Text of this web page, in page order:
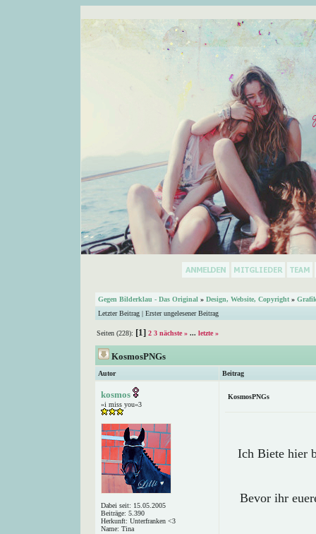
Gegen Bilderklau - Das Original » Design, Website, Copyright »
Letzter Beitrag | Erster ungelesener Beitrag
Seiten (228): [1] 2 3 nächste » ... letzte »
KosmosPNGs
Autor Beitrag
kosmos
»i miss you«3
Dabei seit: 15.05.2005
Beiträge: 5.390
Herkunft: Unterfranken <3
Name: Tina
KosmosPNGs
Ich Biete hier
Bevor ihr